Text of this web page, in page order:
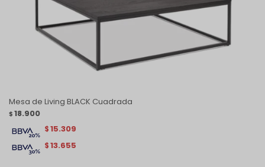
Mesa de Living BLACK Cuadrada
$ 18.900
$13.655
$15.309